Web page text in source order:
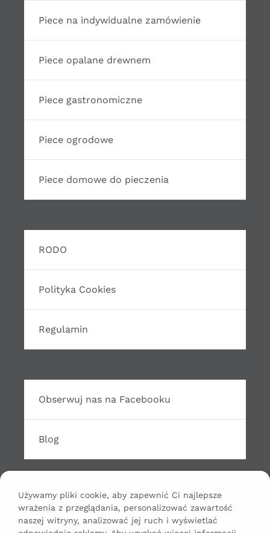
Piece na indywidualne zamówienie
Piece opalane drewnem
Piece gastronomiczne
Piece ogrodowe
Piece domowe do pieczenia
RODO
Polityka Cookies
Regulamin
Obserwuj nas na Facebooku
Blog
Odtwarzacz
00:00
Używamy pliki cookie, aby zapewnić Ci najlepsze
wrażenia z przeglądania, personalizować zawartość
naszej witryny, analizować jej ruch i wyświetlać